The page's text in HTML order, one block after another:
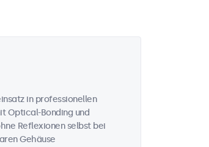
in professionellen
Optical-Bonding und
Reflexionen selbst bei
Gehäuse